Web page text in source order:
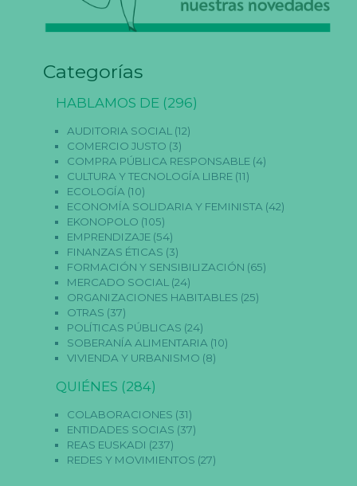
Categorías
HABLAMOS DE (296)
AUDITORIA SOCIAL(12)
COMERCIO JUSTO (3)
COMPRA PÚBLICA RESPONSABLE(4)
CULTURA Y TECNOLOGÍA LIBRE(11)
ECOLOGÍA (10)
ECONOMÍA SOLIDARIA Y FEMINISTA (42)
EKONOPOLO (105)
EMPRENDIZAJE(54)
FINANZAS ÉTICAS (3)
FORMACIÓN Y SENSIBILIZACIÓN (65)
MERCADO SOCIAL(24)
ORGANIZACIONES HABITABLES (25)
OTRAS (37)
POLÍTICAS PÚBLICAS (24)
SOBERANÍA ALIMENTARIA (10)
VIVIENDA Y URBANISMO (8)
QUIÉNES (284)
COLABORACIONES (31)
ENTIDADES SOCIAS (37)
REAS EUSKADI (237)
REDES Y MOVIMIENTOS (27)